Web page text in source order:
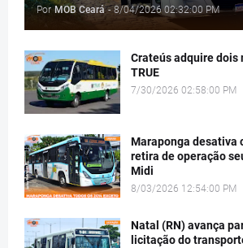
Por MOB Ceará - 8/04/2026 02:32:00 PM
Crateús adquire dois
TRUE
7/30/2026 02:58:00 PM
Maraponga desativa
retira de operação
Midi
8/03/2026 12:54:00 PM
Natal (RN) avança
licitação do